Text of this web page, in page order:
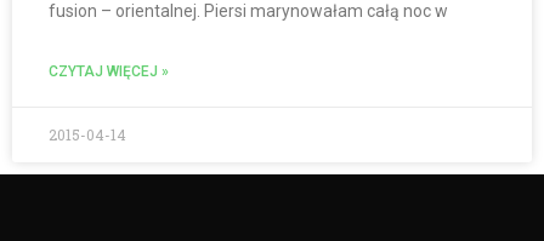
fusion – orientalnej. Piersi marynowałam całą noc w
CZYTAJ WIĘCEJ »
2015-04-14